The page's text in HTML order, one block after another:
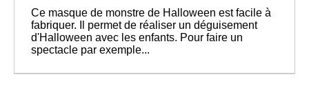
Ce masque de monstre de Halloween est facile à
fabriquer. Il permet de réaliser un déguisement
d'Halloween avec les enfants. Pour faire un
spectacle par exemple...